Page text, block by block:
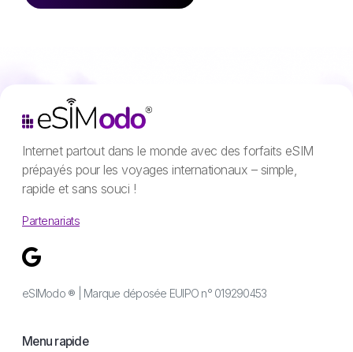
Internet partout dans le monde avec des forfaits eSIM
prépayés pour les voyages internationaux – simple,
rapide et sans souci !
Partenariats
eSIModo ® | Marque déposée EUIPO n° 019290453
Menu rapide